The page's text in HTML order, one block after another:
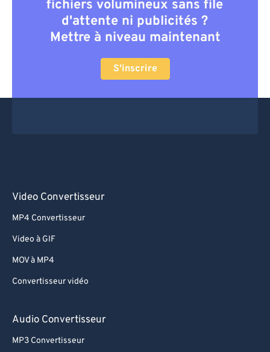
fichiers volumineux sans file
d'attente ni publicités ?
Mettre à niveau maintenant
S'inscrire
Video Convertisseur
MP4 Convertisseur
Video à GIF
MOV à MP4
Convertisseur vidéo
Audio Convertisseur
MP3 Convertisseur